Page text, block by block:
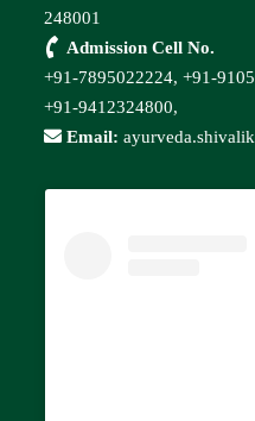
248001
Admission Cell No.
+91-7895022224,+91-
+91-9412324800,
Email: